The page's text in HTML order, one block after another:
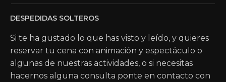
DESPEDIDAS SOLTEROS
Si te ha gustado lo que has visto y leído, y quieres
reservar tu cena con animación y espectáculo o
algunas de nuestras actividades, o si necesitas
hacernos alguna consulta ponte en contacto con